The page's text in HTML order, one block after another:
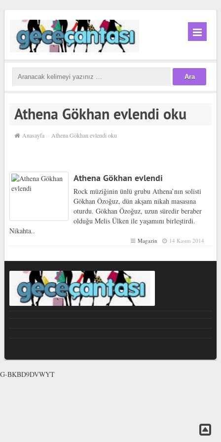
Athena Gökhan evlendi oku
Anasayfa ›› Athena Gökhan evlendi oku
Athena Gökhan evlendi
Rock müziğinin ünlü grubu Athena’nın solisti
Gökhan Özoğuz, dün akşam nikah masasına
oturdu. Gökhan Özoğuz, uzun süredir beraber
olduğu Melis Ülken ile yaşamını birleştirdi.
Nikahta..
Magazin 14 Kasım 2014
G-BKBD9DVWYT